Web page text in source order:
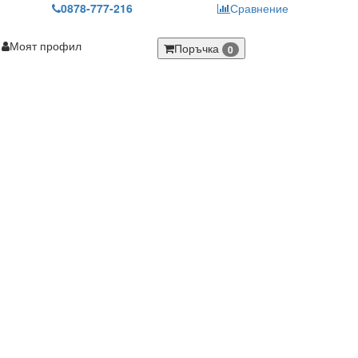
0878-777-216 Сравнение
Моят профил Поръчка 0